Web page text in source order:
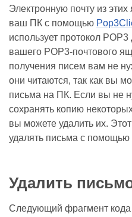
Электронную почту из
ваш ПК с помощью
использует протокол
вашего POP3‑почтового
получения писем вам не
они читаются, так как вы
письма на ПК. Если вы не
сохранять копию
вы можете удалить их.
удалять письма с помощью
Удалить
Следующий фрагмент кода